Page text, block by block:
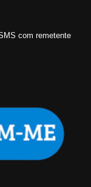
com remetente